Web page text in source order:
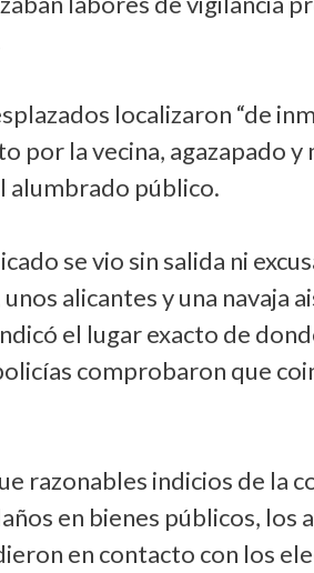
localizaron “de
por la vecina, agazapado
alumbrado público.
se vio sin salida ni
alicantes y una navaja
el lugar exacto de
comprobaron que
razonables indicios de la
en bienes públicos,
en contacto con los